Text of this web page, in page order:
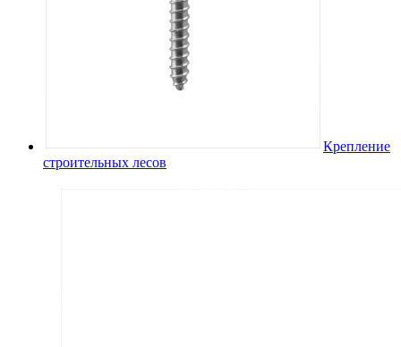
Крепление
строительных лесов